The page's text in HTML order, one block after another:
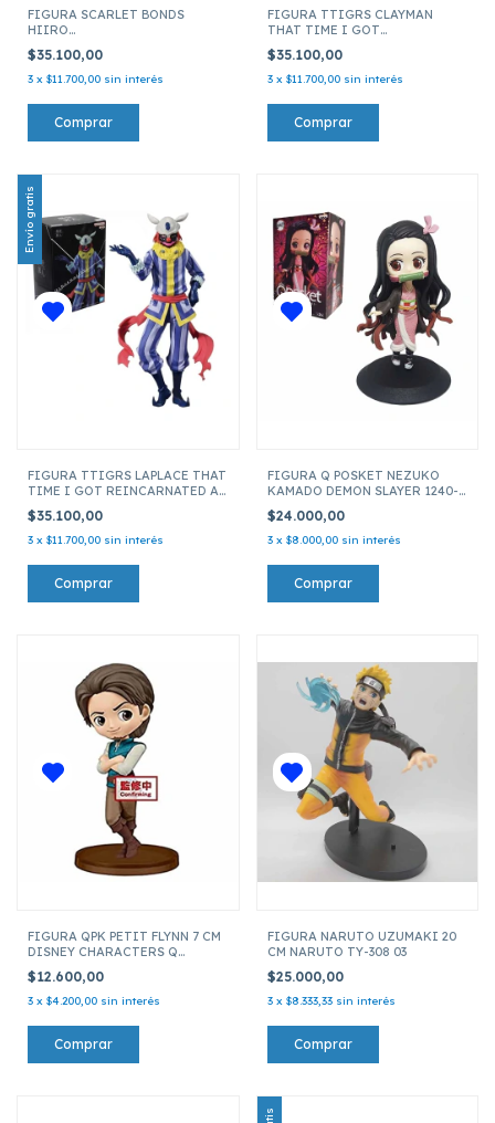
FIGURA SCARLET BONDS
HIIRO
19244
$35.100,00
3 x $11.700,00 sin interés
FIGURA TTIGRS CLAYMAN
THAT TIME I GOT
19243
$35.100,00
3 x $11.700,00 sin interés
Envío gratis
FIGURA TTIGRS LAPLACE THAT
TIME I GOT REINCARNATED AS
$35.100,00
3 x $11.700,00 sin interés
FIGURA Q POSKET NEZUKO
KAMADO DEMON SLAYER 1240-
$24.000,00
3 x $8.000,00 sin interés
FIGURA QPK PETIT FLYNN 7 CM
DISNEY CHARACTERS Q
$12.600,00
3 x $4.200,00 sin interés
FIGURA NARUTO UZUMAKI 20
CM NARUTO TY-308 03
$25.000,00
3 x $8.333,33 sin interés